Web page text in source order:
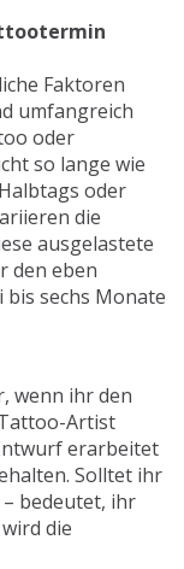
Faktoren
umfangreich
oder
so lange wie
oder
die
ausgelastete
den eben
sechs Monate
wenn ihr den
Artist
erarbeitet
Solltet ihr
bedeutet, ihr
die